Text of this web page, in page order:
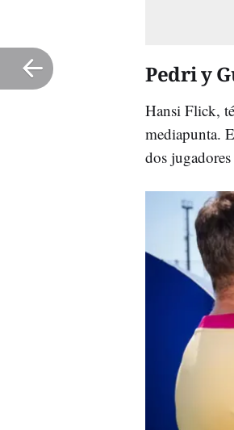
Pedri y
Hansi Flick,
mediapunta.
dos